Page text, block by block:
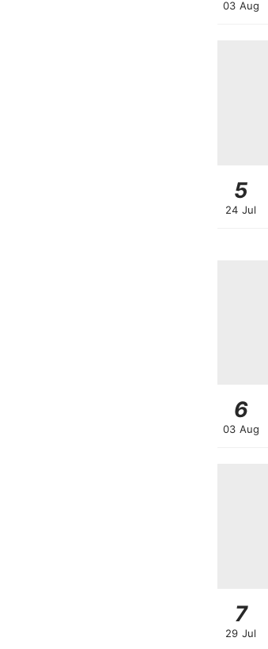
03 Aug
5
24 Jul
6
03 Aug
7
29 Jul